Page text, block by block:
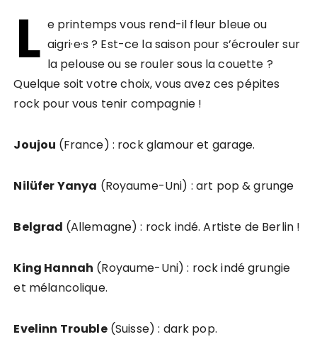
L e printemps vous rend-il fleur bleue ou
aigri·e·s ? Est-ce la saison pour s’écrouler sur
la pelouse ou se rouler sous la couette ?
Quelque soit votre choix, vous avez ces pépites
rock pour vous tenir compagnie !
Joujou (France) : rock glamour et garage.
Nilüfer Yanya (Royaume-Uni) : art pop & grunge
Belgrad (Allemagne) : rock indé. Artiste de Berlin !
King Hannah (Royaume-Uni) : rock indé grungie
et mélancolique.
Evelinn Trouble(Suisse) : dark pop.